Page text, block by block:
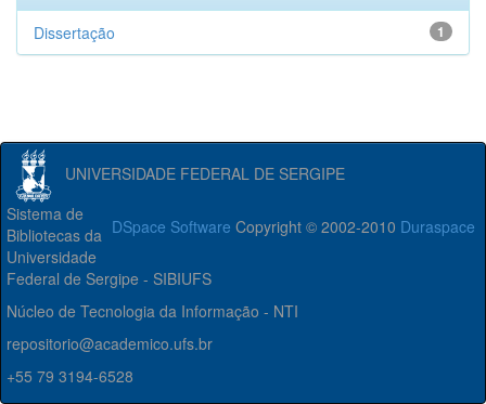
1
Dissertação
UNIVERSIDADE FEDERAL DE SERGIPE
DSpace Software Copyright © 2002-2010 Duraspace
Sistema de
Bibliotecas da
Universidade
Federal de Sergipe - SIBIUFS
Núcleo de Tecnologia da Informação - NTI
repositorio@academico.ufs.br
+55 79 3194-6528